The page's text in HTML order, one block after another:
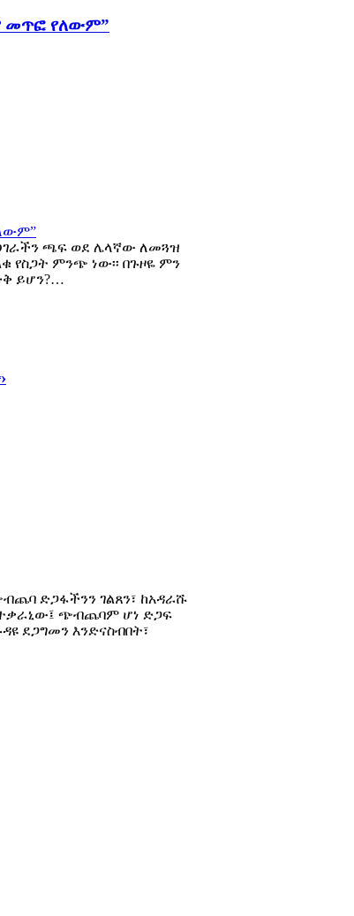
መጥፎ የለውም”
ጫፍ ወደ ሌላኛው ለመጓዝ
ምንጭ ነው፡፡ በጉዞዬ ምን
ይሆን?…
ድጋፋችንን ገልጸን፣ ከአዳራሹ
ጭብጨባም ሆነ ድጋፍ
ደጋግመን እንድናስብበት፣